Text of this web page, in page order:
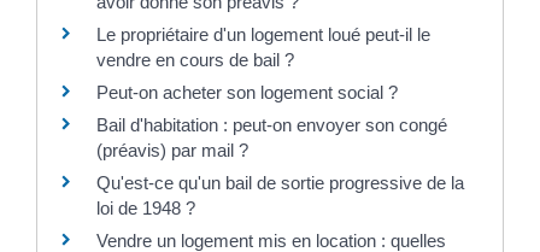
Le propriétaire d'un logement loué peut-il le
vendre en cours de bail ?
Peut-on acheter son logement social ?
Bail d'habitation : peut-on envoyer son congé
(préavis) par mail ?
Qu'est-ce qu'un bail de sortie progressive de la
loi de 1948 ?
Vendre un logement mis en location : quelles